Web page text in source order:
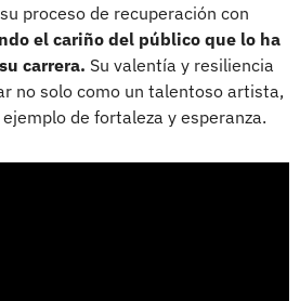
proceso de recuperación con
el cariño del público que lo ha
carrera. Su valentía y resiliencia
no solo como un talentoso artista,
de fortaleza y esperanza.